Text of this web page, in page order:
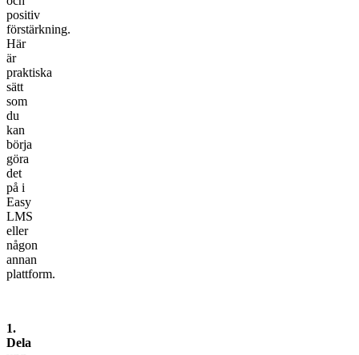
positiv
förstärkning.
Här
är
praktiska
sätt
som
du
kan
börja
göra
det
på i
Easy
LMS
eller
någon
annan
plattform.
1.
Dela